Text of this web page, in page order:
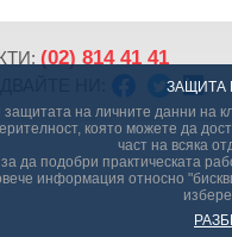
ЗАЩИТА
на личните данни на
която можете да
част на всяка
за да подобри практическата
информация относно
(02) 814 41 41